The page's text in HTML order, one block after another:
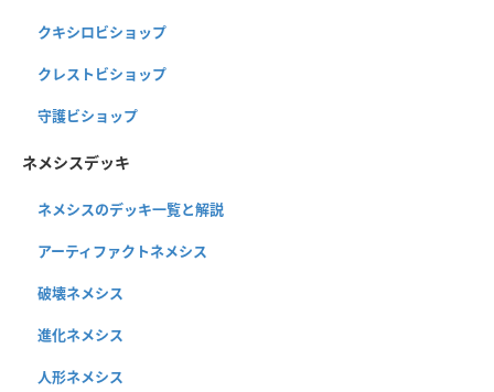
クキシロビショップ
クレストビショップ
守護ビショップ
ネメシスデッキ
ネメシスのデッキ一覧と解説
アーティファクトネメシス
破壊ネメシス
進化ネメシス
人形ネメシス